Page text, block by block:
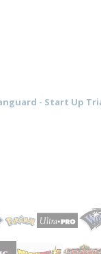
- Start Up